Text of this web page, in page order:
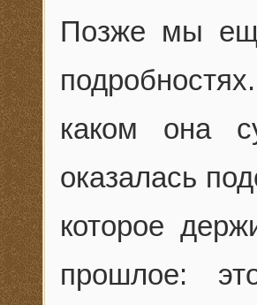
Позже мы
каком она
оказалась
которое
прошлое: